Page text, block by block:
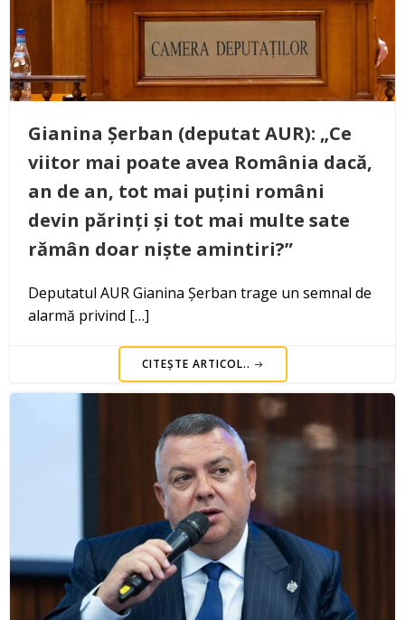
Gianina Șerban (deputat AUR): „Ce
viitor mai poate avea România dacă,
an de an, tot mai puțini români
devin părinți și tot mai multe sate
rămân doar niște amintiri?”
Deputatul AUR Gianina Șerban trage un semnal de
alarmă privind […]
CITEȘTE ARTICOL..